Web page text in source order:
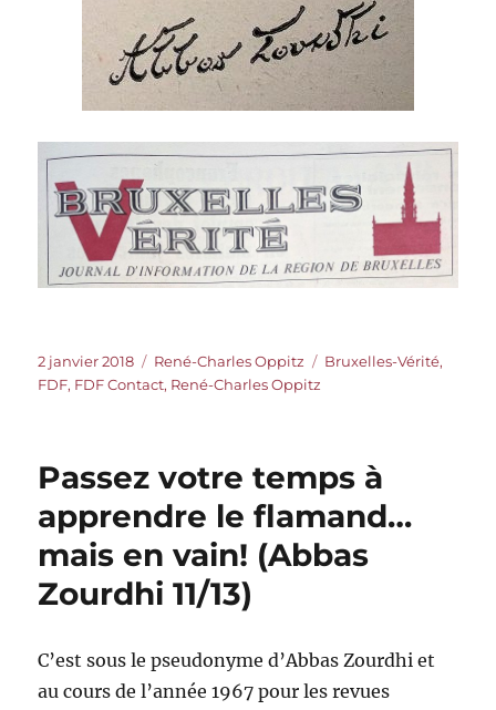
Publié
le
2 janvier 2018 Catégories
René-Charles Oppitz Étiquettes
Bruxelles-Vérité,
FDF, FDF Contact, René-Charles Oppitz
Passez votre temps à
apprendre le flamand…
mais en vain! (Abbas
Zourdhi 11/13)
C’est sous le pseudonyme d’Abbas Zourdhi et
au cours de l’année 1967 pour les revues